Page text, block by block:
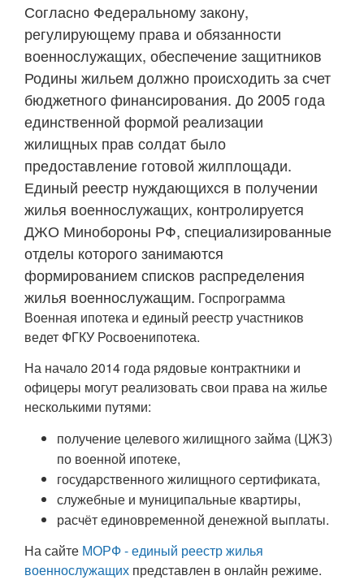
Согласно Федеральному закону,
регулирующему права и обязанности
военнослужащих, обеспечение защитников
Родины жильем должно происходить за счет
бюджетного финансирования. До 2005 года
единственной формой реализации
жилищных прав солдат было
предоставление готовой жилплощади.
Единый реестр нуждающихся в получении
жилья военнослужащих, контролируется
ДЖО Минобороны РФ, специализированные
отделы которого занимаются
формированием списков распределения
жилья военнослужащим. Госпрограмма
Военная ипотека и единый реестр участников
ведет ФГКУ Росвоенипотека.
На начало 2014 года рядовые контрактники и
офицеры могут реализовать свои права на жилье
несколькими путями:
получение целевого жилищного займа (ЦЖЗ)
по военной ипотеке,
государственного жилищного сертификата,
служебные и муниципальные квартиры,
расчёт единовременной денежной выплаты.
На сайте МОРФ - единый реестр жилья
военнослужащих представлен в онлайн режиме.